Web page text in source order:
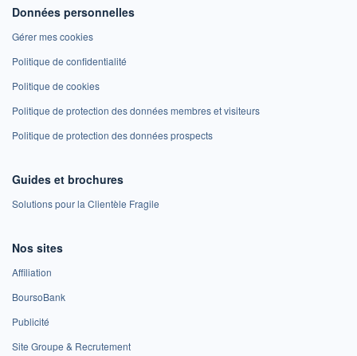
Données personnelles
Gérer mes cookies
Politique de confidentialité
Politique de cookies
Politique de protection des données membres et visiteurs
Politique de protection des données prospects
Guides et brochures
Solutions pour la Clientèle Fragile
Nos sites
Affiliation
BoursoBank
Publicité
Site Groupe & Recrutement